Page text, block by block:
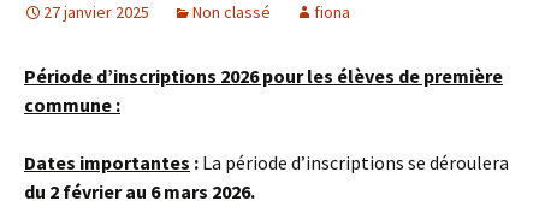
27 janvier 2025 Non classé fiona
Période d’inscriptions 2026 pour les élèves de première
commune :
Dates importantes : La période d’inscriptions se déroulera
du 2 février au 6 mars 2026.